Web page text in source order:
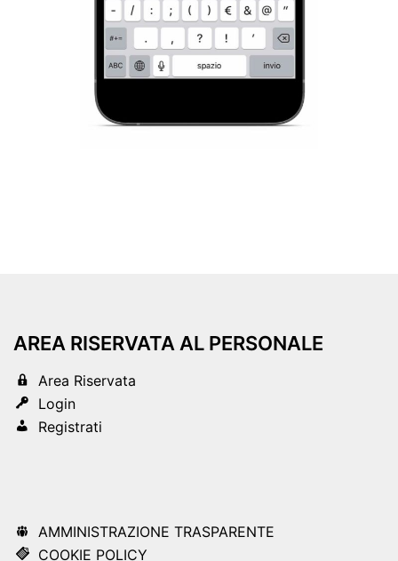
AREA RISERVATA AL PERSONALE
Area Riservata
Login
Registrati
AMMINISTRAZIONE TRASPARENTE
COOKIE POLICY